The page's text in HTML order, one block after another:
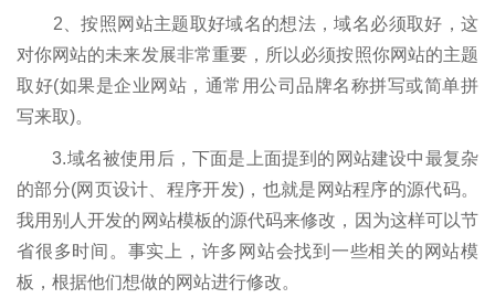
2、按照网站主题取好域名的想法，域名必须取好，这
对你网站的未来发展非常重要，所以必须按照你网站的主题
取好(如果是企业网站，通常用公司品牌名称拼写或简单拼
写来取)。
3.域名被使用后，下面是上面提到的网站建设中最复杂
的部分(网页设计、程序开发)，也就是网站程序的源代码。
我用别人开发的网站模板的源代码来修改，因为这样可以节
省很多时间。事实上，许多网站会找到一些相关的网站模
板，根据他们想做的网站进行修改。